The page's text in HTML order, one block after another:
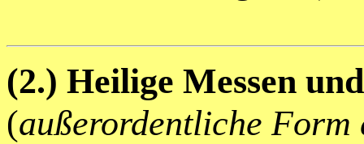
(2.) Heilige Messen
(außerordentliche Form